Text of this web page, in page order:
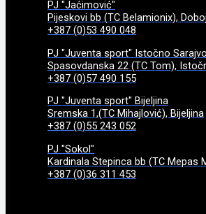
PJ "Jaćimović"
Pijeskovi bb (TC Belamionix), Doboj
+387 (0)53 490 048
PJ "Juventa sport" Istočno Sarajvo
Spasovdanska 22 (TC Tom),
+387 (0)57 490 155
PJ "Juventa sport" Bijeljina
Sremska 1,(TC Mihajlović), Bijeljina
+387 (0)55 243 052
PJ "Sokol"
Kardinala Stepinca bb (TC Mepas
+387 (0)36 311 453